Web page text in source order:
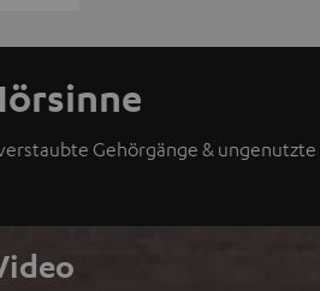
Gehörgänge &